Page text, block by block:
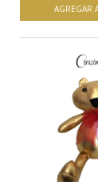
AGREGAR